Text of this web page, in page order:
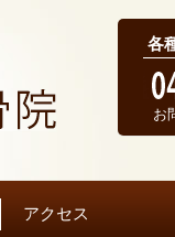
各
お
アクセス